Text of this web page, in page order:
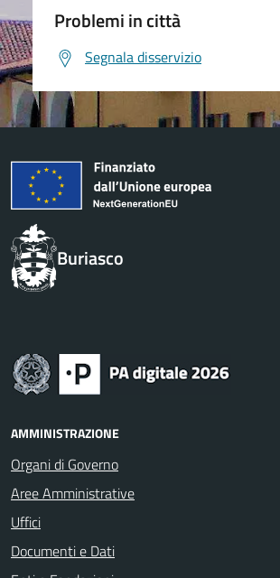
Problemi in città
Segnala disservizio
Buriasco
AMMINISTRAZIONE
Organi di Governo
Aree Amministrative
Uffici
Documenti e Dati